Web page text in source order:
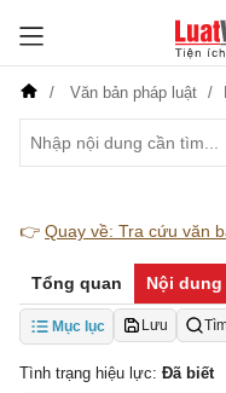
Văn bản pháp luật
👉 Quay về: Tra cứu văn
Tổng quan Nội dung
Mục lục Lưu
Tình trạng hiệu lực: Đã biết